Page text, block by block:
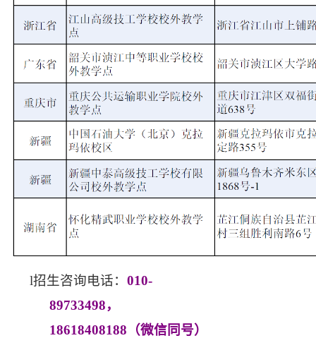
l招生咨询电话： 010-
89733498，
18618408188 （微信同号）